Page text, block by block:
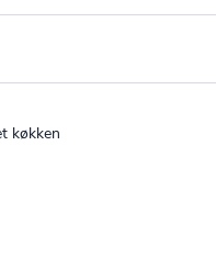
køkken